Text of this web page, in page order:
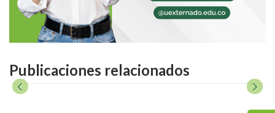
Publicaciones relacionados